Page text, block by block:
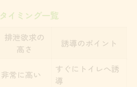
イミング一覧
排泄欲求の
高さ
誘導のポイント
非常に高い
すぐにトイレへ誘
導